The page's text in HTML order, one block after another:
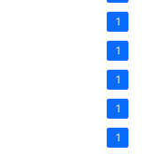
1
1
1
1
1